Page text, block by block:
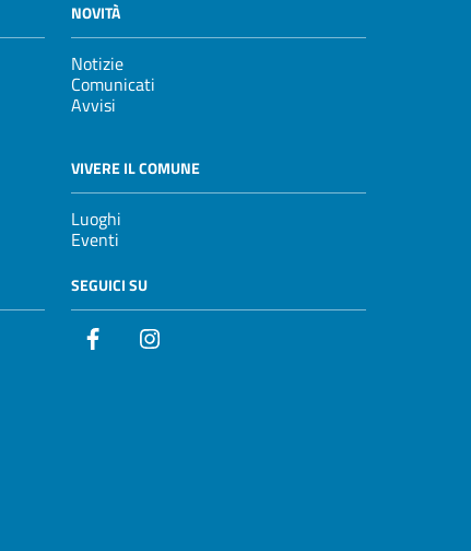
NOVITÀ
Notizie
Comunicati
Avvisi
VIVERE IL COMUNE
Luoghi
Eventi
SEGUICI SU
Facebook